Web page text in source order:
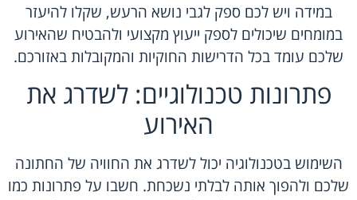
במידה ויש לכם ספק לגבי נושא הרעש, שקלו להיעזר
במומחים שיכולים לספק ייעוץ מקצועי ולהבטיח שהאירוע
שלכם עומד בכל הדרישות החוקיות והמקובלות באזורכם.
פתרונות טכנולוגיים: לשדרג את
האירוע
השימוש בטכנולוגיה יכול לשדרג את החוויה של החתונה
שלכם ולהפוך אותה לבלתי נשכחת. חשבו על פתרונות כמו